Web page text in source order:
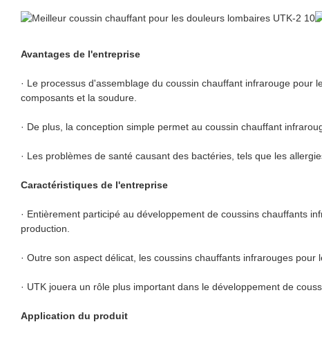
Avantages de l'entreprise
· Le processus d'assemblage du coussin chauffant infrarouge
composants et la soudure.
· De plus, la conception simple permet au coussin chauffant
· Les problèmes de santé causant des bactéries, tels que les
Caractéristiques de l'entreprise
· Entièrement participé au développement de coussins chauffants
production.
· Outre son aspect délicat, les coussins chauffants infrarouges
· UTK jouera un rôle plus important dans le développement de
Application du produit